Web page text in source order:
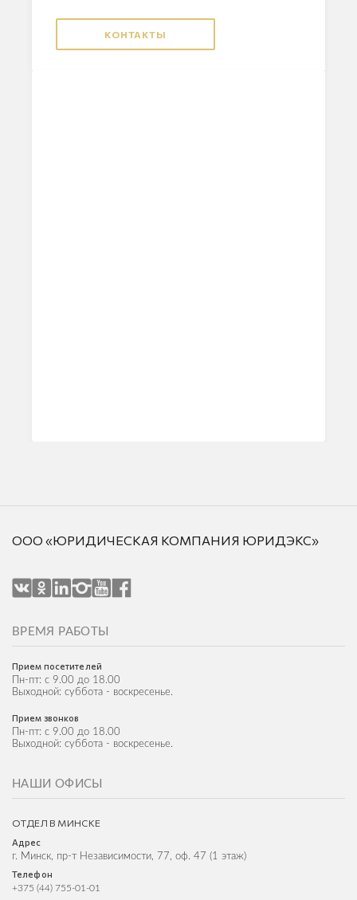
КОНТАКТЫ
ООО «ЮРИДИЧЕСКАЯ КОМПАНИЯ ЮРИДЭКС»
НАШИ ОФИСЫ
ОТДЕЛ В МИНСКЕ
Адрес
г. Минск, пр-т Независимости, 77, оф. 47 (1 этаж)
Телефон
+375 (44) 755-01-01
ВРЕМЯ РАБОТЫ
Прием посетителей
Пн-пт: с 9.00 до 18.00
Выходной: суббота - воскресенье.
Прием звонков
Пн-пт: с 9.00 до 18.00
Выходной: суббота - воскресенье.